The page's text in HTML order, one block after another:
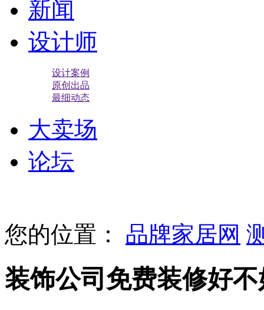
新闻
设计师
设计案例
原创出品
最细动态
大卖场
论坛
您的位置： 品牌家居网
装饰公司免费装修好